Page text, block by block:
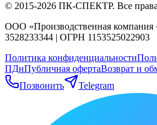
© 2015-2026 ПК-СПЕКТР. Все
ООО «Производственная
3528233344 | ОГРН 1153525022903
Политика конфиденциальности
ПДнПубличная офертаВозврат и
Позвонить
Telegram